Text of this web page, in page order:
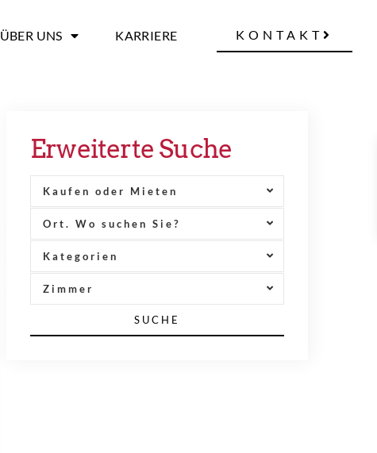
ÜBER UNS KARRIERE KONTAKT
Erweiterte Suche
Kaufen oder Mieten
Ort. Wo suchen Sie?
Kategorien
Zimmer
SUCHE